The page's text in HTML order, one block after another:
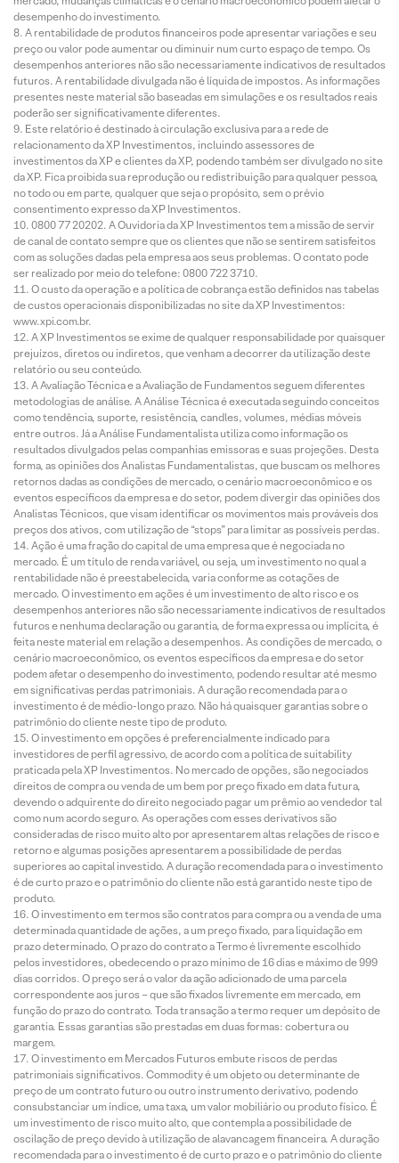
desempenho do investimento.
A rentabilidade de produtos financeiros pode apresentar variações e seu
preço ou valor pode aumentar ou diminuir num curto espaço de tempo. Os
desempenhos anteriores não são necessariamente indicativos de resultados
futuros. A rentabilidade divulgada não é líquida de impostos. As informações
presentes neste material são baseadas em simulações e os resultados reais
poderão ser significativamente diferentes.
Este relatório é destinado à circulação exclusiva para a rede de
relacionamento da XP Investimentos, incluindo assessores de
investimentos da XP e clientes da XP, podendo também ser divulgado no site
da XP. Fica proibida sua reprodução ou redistribuição para qualquer pessoa,
no todo ou em parte, qualquer que seja o propósito, sem o prévio
consentimento expresso da XP Investimentos.
0800 77 20202. A Ouvidoria da XP Investimentos tem a missão de servir
de canal de contato sempre que os clientes que não se sentirem satisfeitos
com as soluções dadas pela empresa aos seus problemas. O contato pode
ser realizado por meio do telefone: 0800 722 3710.
O custo da operação e a política de cobrança estão definidos nas tabelas
de custos operacionais disponibilizadas no site da XP Investimentos:
www.xpi.com.br.
A XP Investimentos se exime de qualquer responsabilidade por quaisquer
prejuízos, diretos ou indiretos, que venham a decorrer da utilização deste
relatório ou seu conteúdo.
A Avaliação Técnica e a Avaliação de Fundamentos seguem diferentes
metodologias de análise. A Análise Técnica é executada seguindo conceitos
como tendência, suporte, resistência, candles, volumes, médias móveis
entre outros. Já a Análise Fundamentalista utiliza como informação os
resultados divulgados pelas companhias emissoras e suas projeções. Desta
forma, as opiniões dos Analistas Fundamentalistas, que buscam os melhores
retornos dadas as condições de mercado, o cenário macroeconômico e os
eventos específicos da empresa e do setor, podem divergir das opiniões dos
Analistas Técnicos, que visam identificar os movimentos mais prováveis dos
preços dos ativos, com utilização de “stops” para limitar as possíveis perdas.
Ação é uma fração do capital de uma empresa que é negociada no
mercado. É um título de renda variável, ou seja, um investimento no qual a
rentabilidade não é preestabelecida, varia conforme as cotações de
mercado. O investimento em ações é um investimento de alto risco e os
desempenhos anteriores não são necessariamente indicativos de resultados
futuros e nenhuma declaração ou garantia, de forma expressa ou implícita, é
feita neste material em relação a desempenhos. As condições de mercado, o
cenário macroeconômico, os eventos específicos da empresa e do setor
podem afetar o desempenho do investimento, podendo resultar até mesmo
em significativas perdas patrimoniais. A duração recomendada para o
investimento é de médio-longo prazo. Não há quaisquer garantias sobre o
patrimônio do cliente neste tipo de produto.
O investimento em opções é preferencialmente indicado para
investidores de perfil agressivo, de acordo com a política de suitability
praticada pela XP Investimentos. No mercado de opções, são negociados
direitos de compra ou venda de um bem por preço fixado em data futura,
devendo o adquirente do direito negociado pagar um prêmio ao vendedor tal
como num acordo seguro. As operações com esses derivativos são
consideradas de risco muito alto por apresentarem altas relações de risco e
retorno e algumas posições apresentarem a possibilidade de perdas
superiores ao capital investido. A duração recomendada para o investimento
é de curto prazo e o patrimônio do cliente não está garantido neste tipo de
produto.
O investimento em termos são contratos para compra ou a venda de uma
determinada quantidade de ações, a um preço fixado, para liquidação em
prazo determinado. O prazo do contrato a Termo é livremente escolhido
pelos investidores, obedecendo o prazo mínimo de 16 dias e máximo de 999
dias corridos. O preço será o valor da ação adicionado de uma parcela
correspondente aos juros – que são fixados livremente em mercado, em
função do prazo do contrato. Toda transação a termo requer um depósito de
garantia. Essas garantias são prestadas em duas formas: cobertura ou
margem.
O investimento em Mercados Futuros embute riscos de perdas
patrimoniais significativos. Commodity é um objeto ou determinante de
preço de um contrato futuro ou outro instrumento derivativo, podendo
consubstanciar um índice, uma taxa, um valor mobiliário ou produto físico. É
um investimento de risco muito alto, que contempla a possibilidade de
oscilação de preço devido à utilização de alavancagem financeira. A duração
recomendada para o investimento é de curto prazo e o patrimônio do cliente